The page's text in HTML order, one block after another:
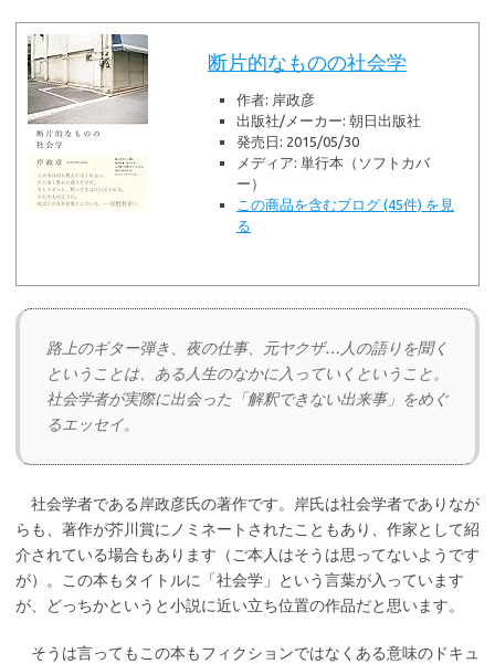
断片的なものの社会学
作者: 岸政彦
出版社/メーカー: 朝日出版社
発売日: 2015/05/30
メディア: 単行本（ソフトカバ
ー）
この商品を含むブログ (45件) を見
る
路上のギター弾き、夜の仕事、元ヤクザ…人の語りを聞く
ということは、ある人生のなかに入っていくということ。
社会学者が実際に出会った「解釈できない出来事」をめぐ
るエッセイ。
社会学者である岸政彦氏の著作です。岸氏は社会学者でありなが
らも、著作が芥川賞にノミネートされたこともあり、作家として紹
介されている場合もあります（ご本人はそうは思ってないようです
が）。この本もタイトルに「社会学」という言葉が入っています
が、どっちかというと小説に近い立ち位置の作品だと思います。
そうは言ってもこの本もフィクションではなくある意味のドキュ